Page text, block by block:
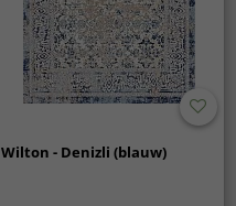
Wilton - Denizli (blauw)